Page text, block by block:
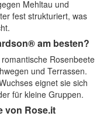
Mehltau und
fest strukturiert, was
am besten?
Rosenbeete
und Terrassen.
eignet sie sich
für kleine Gruppen.
von Rose.it